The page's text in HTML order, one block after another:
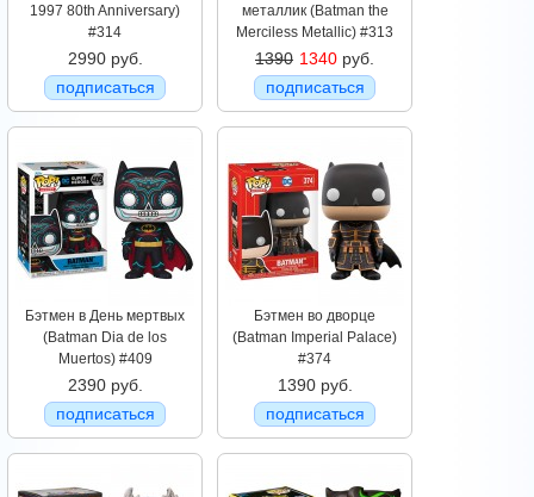
1997 80th Anniversary)
#314
2990 руб.
подписаться
металлик (Batman the
Merciless Metallic) #313
1390 1340 руб.
подписаться
Бэтмен в День мертвых
(Batman Dia de los
Muertos) #409
2390 руб.
подписаться
Бэтмен во дворце
(Batman Imperial Palace)
#374
1390 руб.
подписаться